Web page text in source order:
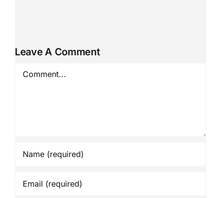
Leave A Comment